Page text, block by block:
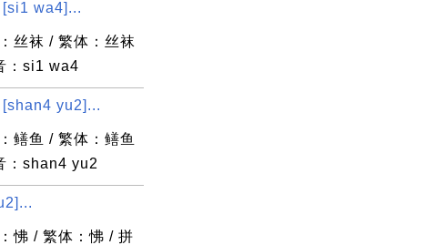
[si1 wa4]...
丝袜 / 繁体：丝袜
：si1 wa4
[shan4 yu2]...
鳝鱼 / 繁体：鳝鱼
：shan4 yu2
怫 / 繁体：怫 / 拼